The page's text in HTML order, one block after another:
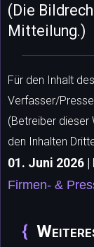
(Die
Mitteilung.)
Für den Inhalt
Verfasser/
(Betreiber dieser
den Inhalten
01. Juni 2026 |
Firmen- &